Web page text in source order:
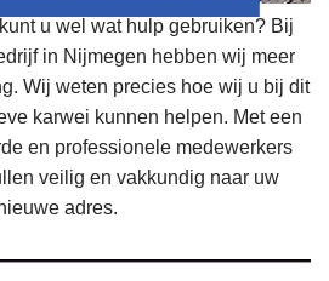
u wel wat hulp gebruiken? Bij
in Nijmegen hebben wij meer
Wij weten precies hoe wij u bij dit
karwei kunnen helpen. Met een
en professionele medewerkers
veilig en vakkundig naar uw
adres.